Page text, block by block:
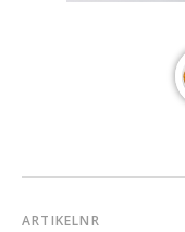
ARTIKELNR